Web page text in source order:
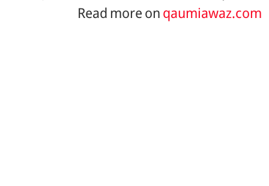
Read more on qaumiawaz.com